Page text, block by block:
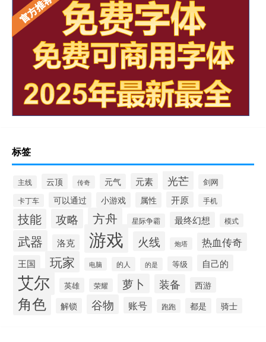
标签
主线 云顶 传奇 元气 元素 光芒 剑网
卡丁车 可以通过 小游戏 属性 开原 手机
技能 攻略 方舟 星际争霸 最终幻想 模式
武器 洛克 游戏 火线 炮塔 热血传奇
王国 玩家 电脑 的人 的是 等级 自己的
艾尔 英雄 荣耀 萝卜 装备 西游
角色 解锁 谷物 账号 跑跑 都是 骑士